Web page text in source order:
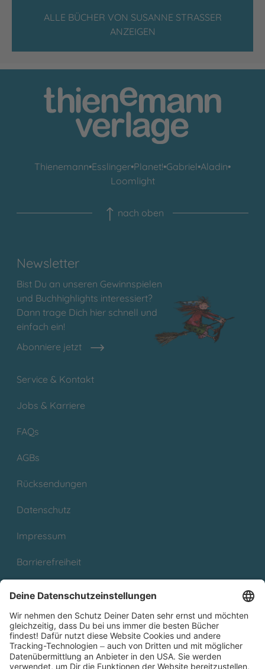
ALLE BÜCHER VON SUSANNE STRASSER A
NZEIGEN
Thienemann•Esslinger•Planet!•Gabriel•Aladin•
Loomlight
nach oben
Newsletter
Bist Du an unseren Gewinnspielen
und Buchhighlights interessiert?
Dann trage Dich hier schnell und
einfach ein!
Abonniere jetzt
Service & Kontakt
Jobs & Karriere
FAQs
AGBs
Rücksendungen
Datenschutz
Impressum
Barrierefreiheit
Partnerprogramm (Affiliate)
Folge uns auf